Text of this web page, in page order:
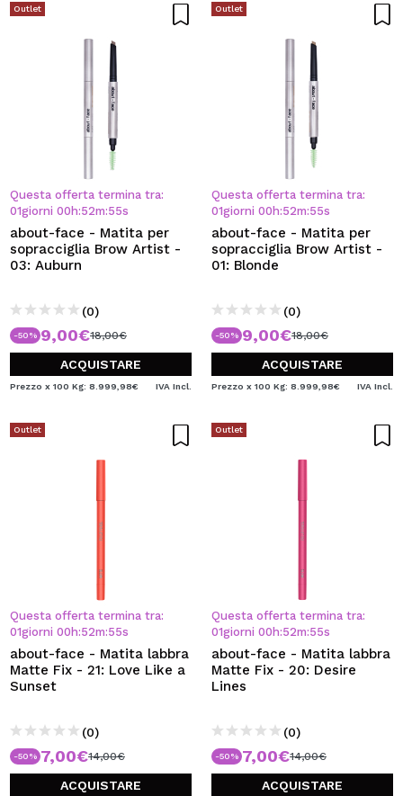
Outlet
Questa offerta termina tra:
01giorni 00 h:52m:54s
about-face - Matita per
sopracciglia Brow Artist -
03: Auburn
(0)
-50% 9,00€18,00€
ACQUISTARE
Prezzo x 100 Kg: 8.999,98€ IVA Incl.
Outlet
Questa offerta termina tra:
01giorni 00 h:52m:54s
about-face - Matita per
sopracciglia Brow Artist -
01: Blonde
(0)
-50% 9,00€18,00€
ACQUISTARE
Prezzo x 100 Kg: 8.999,98€ IVA Incl.
Outlet
Questa offerta termina tra:
01giorni 00 h:52m:54s
about-face - Matita labbra
Matte Fix - 21: Love Like a
Sunset
(0)
-50% 7,00€14,00€
ACQUISTARE
Outlet
Questa offerta termina tra:
01giorni 00 h:52m:54s
about-face - Matita labbra
Matte Fix - 20: Desire
Lines
(0)
-50% 7,00€14,00€
ACQUISTARE